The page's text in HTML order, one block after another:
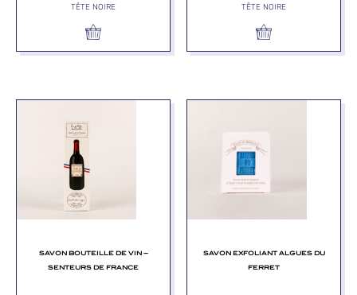
TÊTE NOIRE TÊTE NOIRE
SAVON BOUTEILLE DE VIN –
SENTEURS DE FRANCE
SAVON EXFOLIANT ALGUES DU
FERRET